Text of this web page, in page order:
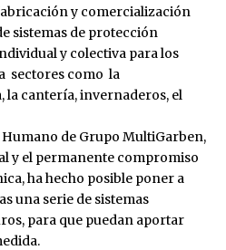
y comercialización
sistemas de protección
y colectiva para los
sectores como la
cantería, invernaderos, el
de Grupo MultiGarben,
y el permanente compromiso
ha hecho posible poner a
una serie de sistemas
para que puedan aportar